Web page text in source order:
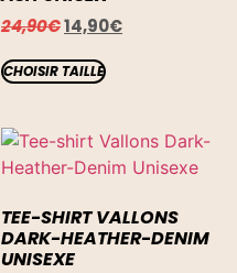
24,90€14,90€
CHOISIR TAILLE
TEE-SHIRT VALLONS
DARK-HEATHER-DENIM
UNISEXE